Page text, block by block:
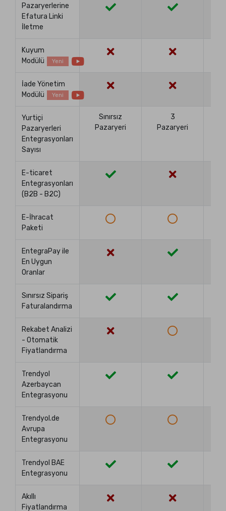
Pazaryerlerine
Efatura Linki
İletme
Kuyum
Modülü
Yeni
İade Yönetim
Modülü
Yeni
Yurtiçi
Pazaryerleri
Entegrasyonları
Sayısı
Sınırsız
Pazaryeri
3
Pazaryeri
E-ticaret
Entegrasyonları
(B2B - B2C)
E-İhracat
Paketi
EntegraPay ile
En Uygun
Oranlar
Sınırsız Sipariş
Faturalandırma
Rekabet Analizi
- Otomatik
Fiyatlandırma
Trendyol
Azerbaycan
Entegrasyonu
Trendyol.de
Avrupa
Entegrasyonu
Trendyol BAE
Entegrasyonu
Akıllı
Fiyatlandırma